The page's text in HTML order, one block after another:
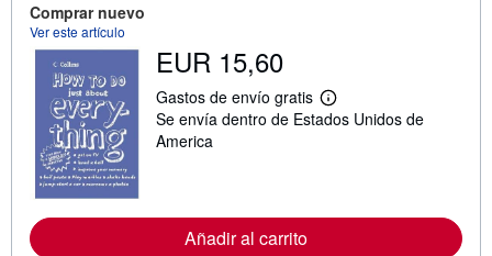
e
l
i
Comprar nuevo
Ver este artículo
EUR 15,60
Gastos de envío gratis
M
á
r
Se envía dentro de Estados Unidos de
America
Añadir al carrito